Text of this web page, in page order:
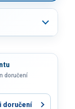
doručení
doručení